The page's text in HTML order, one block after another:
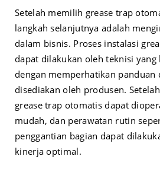
Setelah memilih grease trap
langkah selanjutnya adalah
dalam bisnis. Proses instalasi
dapat dilakukan oleh teknisi yang
dengan memperhatikan panduan
disediakan oleh produsen.
grease trap otomatis dapat
mudah, dan perawatan rutin
penggantian bagian dapat
kinerja optimal.